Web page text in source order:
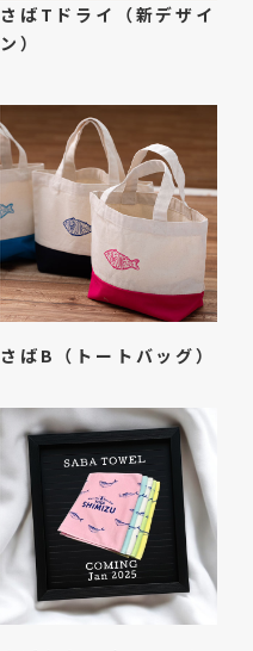
さばTドライ（新デザイ
ン）
さばB（トートバッグ）